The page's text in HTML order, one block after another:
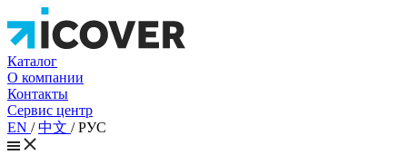
Каталог
О компании
Контакты
Сервис центр
EN /中文 /РУС